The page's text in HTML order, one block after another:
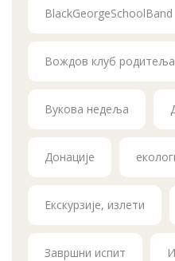
BlackGeorgeSchoolBand
Вождов клуб родитеља
Вукова недеља
Донације
Екскурзије, излети
Завршни испит